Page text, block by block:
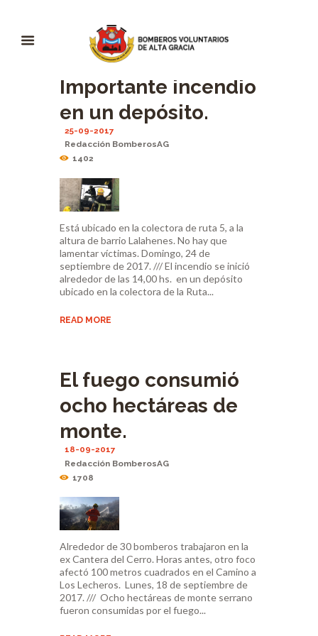
Importante incendio
en un depósito.
25-09-2017
Redacción BomberosAG
1402
Está ubicado en la colectora de ruta 5, a la
altura de barrio Lalahenes. No hay que
lamentar víctimas. Domingo, 24 de
septiembre de 2017. /// El incendio se inició
alrededor de las 14,00 hs. en un depósito
ubicado en la colectora de la Ruta...
READ MORE
El fuego consumió
ocho hectáreas de
monte.
18-09-2017
Redacción BomberosAG
1708
Alrededor de 30 bomberos trabajaron en la
ex Cantera del Cerro. Horas antes, otro foco
afectó 100 metros cuadrados en el Camino a
Los Lecheros. Lunes, 18 de septiembre de
2017. /// Ocho hectáreas de monte serrano
fueron consumidas por el fuego...